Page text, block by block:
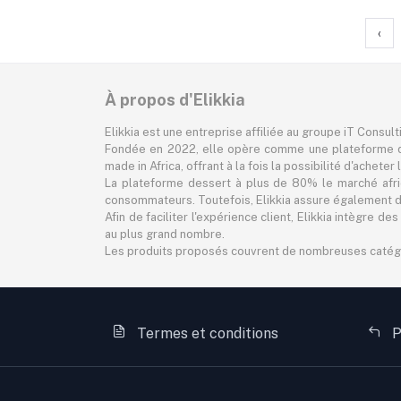
‹
À propos d'Elikkia
Elikkia est une entreprise affiliée au groupe iT
Fondée en 2022, elle opère comme une
made in Africa, offrant à la fois la possibilité
La plateforme dessert à plus de 80% le marché
consommateurs. Toutefois, Elikkia assure également
Afin de faciliter l'expérience client, Elikkia intègre
au plus grand nombre.
Les produits proposés couvrent de nombreuses
Termes et conditions